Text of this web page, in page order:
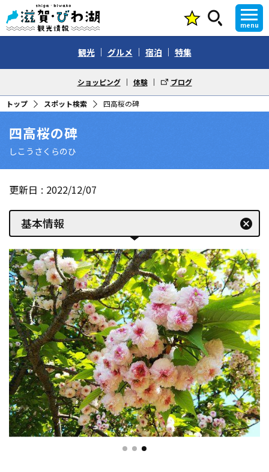
menu
観光 グルメ 宿泊 特集
ショッピング 体験 ブログ
トップ スポット検索 四高桜の碑
四高桜の碑
しこうさくらのひ
更新日 2022/12/07
基本情報 cancel